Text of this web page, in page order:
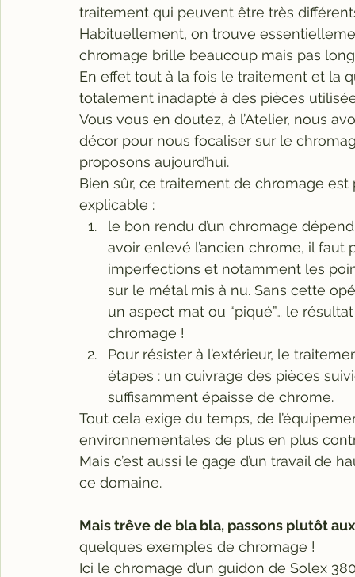
traitement qui peuvent être très
Habituellement, on trouve
chromage brille beaucoup mais pas
En effet tout à la fois le traitement et la
totalement inadapté à des pièces
Vous vous en doutez, à l’Atelier, nous
décor pour nous focaliser sur le
proposons aujourd’hui.
Bien sûr, ce traitement de chromage
explicable :
le bon rendu d’un chromage
avoir enlevé l’ancien chrome, il
imperfections et notamment les
sur le métal mis à nu. Sans cette
un aspect mat ou “piqué”… le
chromage !
Pour résister à l’extérieur, le
étapes : un cuivrage des pièces
suffisamment épaisse de chrome.
Tout cela exige du temps, de
environnementales de plus en plus
Mais c’est aussi le gage d’un travail de
ce domaine.
Mais trêve de bla bla, passons plutôt
quelques exemples de chromage !
Ici le chromage d’un guidon de Solex